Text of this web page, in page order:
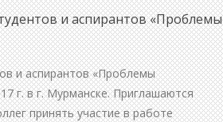
и аспирантов «Проблемы
и аспирантов «Проблемы
г. в г. Мурманске. Приглашаются
принять участие в работе